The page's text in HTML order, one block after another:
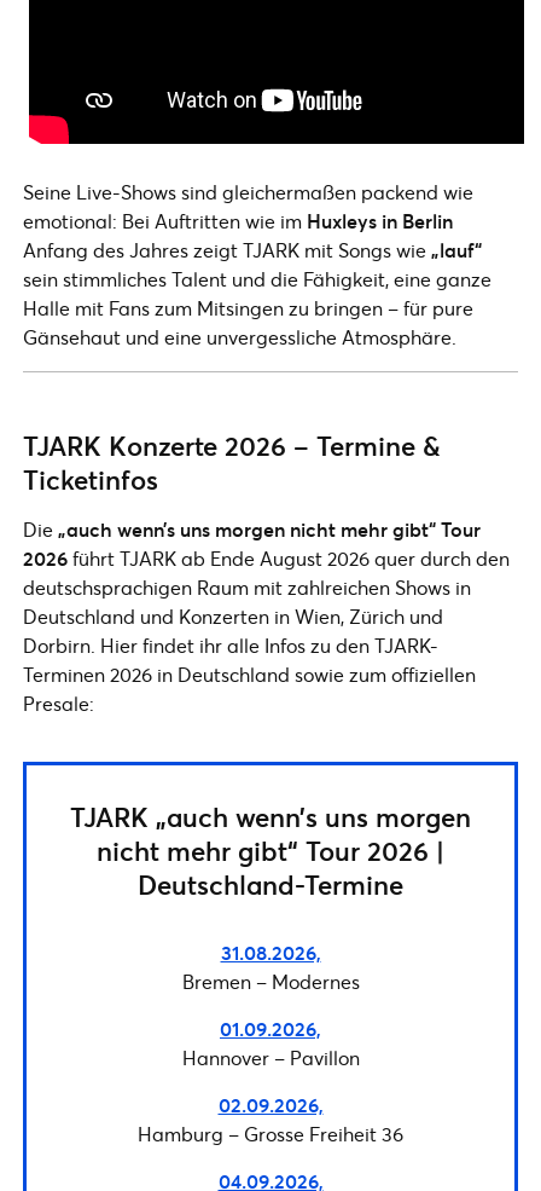
Seine Live-Shows sind gleichermaßen packend wie
emotional: Bei Auftritten wie im Huxleys in Berlin
Anfang des Jahres zeigt TJARK mit Songs wie„lauf“
sein stimmliches Talent und die Fähigkeit, eine ganze
Halle mit Fans zum Mitsingen zu bringen – für pure
Gänsehaut und eine unvergessliche Atmosphäre.
TJARK Konzerte 2026 – Termine &
Ticketinfos
Die„auch wenn’s uns morgen nicht mehr gibt“ Tour
2026führt TJARK ab Ende August 2026 quer durch den
deutschsprachigen Raum mit zahlreichen Shows in
Deutschland und Konzerten in Wien, Zürich und
Dorbirn. Hier findet ihr alle Infos zu den TJARK-
Terminen 2026 in Deutschland sowie zum offiziellen
Presale:
TJARK „auch wenn’s uns morgen
nicht mehr gibt“ Tour 2026 |
Deutschland-Termine
31.08.2026,
Bremen – Modernes
01.09.2026,
Hannover – Pavillon
02.09.2026,
Hamburg – Grosse Freiheit 36
04.09.2026,